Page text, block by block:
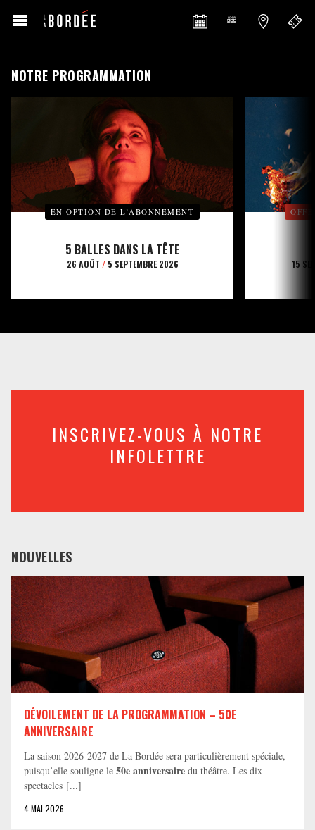
NOTRE PROGRAMMATION
EN OPTION DE L’ABONNEMENT
5 BALLES DANS LA TÊTE
26 AOÛT /5 SEPTEMBRE 2026 15
INSCRIVEZ-VOUS À NOTRE
INFOLETTRE
NOUVELLES
DÉVOILEMENT DE LA PROGRAMMATION – 50E
ANNIVERSAIRE
La saison 2026-2027 de La Bordée sera particulièrement spéciale,
puisqu’elle souligne le 50e anniversaire du théâtre. Les dix
spectacles [...]
4 MAI 2026